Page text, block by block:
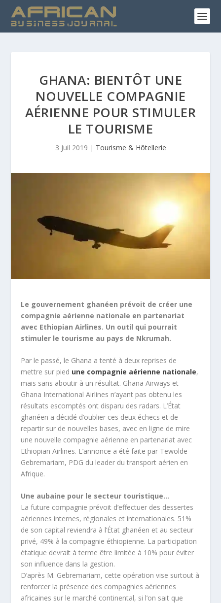
GHANA: BIENTÔT UNE
NOUVELLE COMPAGNIE
AÉRIENNE POUR STIMULER
LE TOURISME
3 Juil 2019 | Tourisme & Hôtellerie
Le gouvernement ghanéen prévoit de créer une
compagnie aérienne nationale en partenariat
avec Ethiopian Airlines. Un outil qui pourrait
stimuler le tourisme au pays de Nkrumah.
Par le passé, le Ghana a tenté à deux reprises de
mettre sur pied une compagnie aérienne nationale,
mais sans aboutir à un résultat. Ghana Airways et
Ghana International Airlines n’ayant pas obtenu les
résultats escomptés ont disparu des radars. L’État
ghanéen a décidé d’oublier ces deux échecs et de
repartir sur de nouvelles bases, avec en ligne de mire
une nouvelle compagnie aérienne en partenariat avec
Ethiopian Airlines. L’annonce a été faite par Tewolde
Gebremariam, PDG du leader du transport aérien en
Afrique.
Une aubaine pour le secteur touristique…
La future compagnie prévoit d’effectuer des dessertes
aériennes internes, régionales et internationales. 51%
de son capital reviendra à l’État ghanéen et au secteur
privé, 49% à la compagnie éthiopienne. La participation
étatique devrait à terme être limitée à 10% pour éviter
son influence dans la gestion.
D’après M. Gebremariam, cette opération vise surtout à
renforcer la présence des compagnies aériennes
africaines sur le marché continental, si l’on sait que